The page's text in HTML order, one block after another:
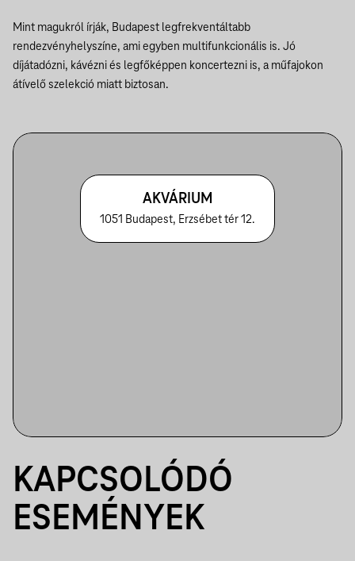
Mint magukról írják, Budapest legfrekventáltabb
rendezvényhelyszíne, ami egyben multifunkcionális is. Jó
díjátadózni, kávézni és legfőképpen koncertezni is, a műfajokon
átívelő szelekció miatt biztosan.
AKVÁRIUM
1051 Budapest, Erzsébet tér 12.
KAPCSOLÓDÓ
ESEMÉNYEK